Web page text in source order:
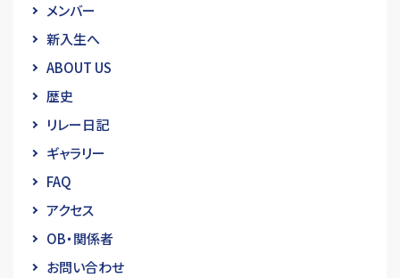
メンバー
新入生へ
ABOUT US
歴史
リレー日記
ギャラリー
FAQ
アクセス
OB・関係者
お問い合わせ